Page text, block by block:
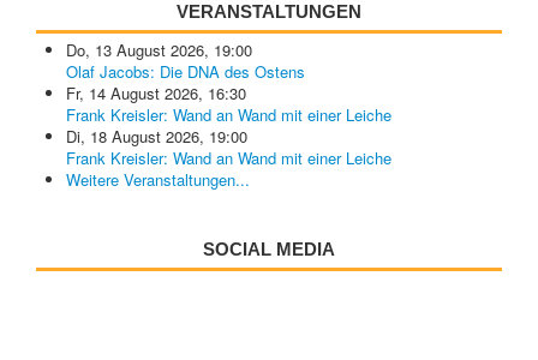
VERANSTALTUNGEN
Do, 13 August 2026, 19:00
Olaf Jacobs: Die DNA des Ostens
Fr, 14 August 2026, 16:30
Frank Kreisler: Wand an Wand mit einer Leiche
Di, 18 August 2026, 19:00
Frank Kreisler: Wand an Wand mit einer Leiche
Weitere Veranstaltungen...
SOCIAL MEDIA